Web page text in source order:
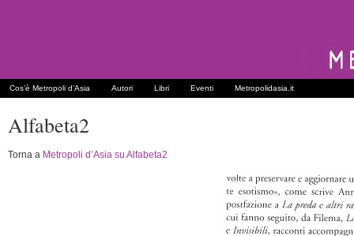
Cos’è Metropoli d’Asia Autori Libri Eventi Metropolidasia.it
Alfabeta2
Torna a Metropoli d’Asia su Alfabeta2